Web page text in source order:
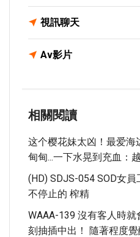
視訊聊天
Av影片
相關閱讀
这个樱花妹太凶！最爱
甸甸...一下水晃到充血：
(HD) SDJS-054 SOD女
不停止的 榨精
WAAA-139 沒有客人時
刻抽插中出！ 隨著程度